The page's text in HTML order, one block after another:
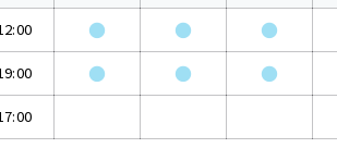
● ● ●
● ● ●